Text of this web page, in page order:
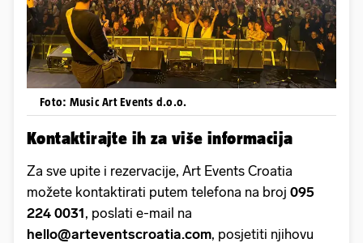
Foto: Music Art Events d.o.o.
Kontaktirajte ih za više informacija
Za sve upite i rezervacije, Art Events Croatia
možete kontaktirati putem telefona na broj 095
224 0031, poslati e-mail na
hello@arteventscroatia.com, posjetiti njihovu